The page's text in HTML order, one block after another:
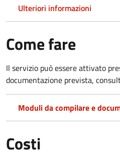
Ulteriori informazioni
Come fare
Il servizio può essere attivato
documentazione prevista,
Moduli da compilare e
Costi